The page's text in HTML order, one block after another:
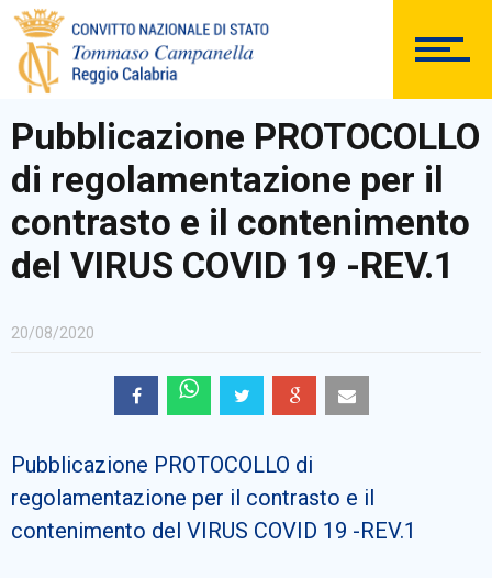
DOCUMENTAZIONE
PERSONALE
Pubblicazione PROTOCOLLO
di regolamentazione per il
contrasto e il contenimento
del VIRUS COVID 19 -REV.1
20/08/2020
Pubblicazione PROTOCOLLO di
regolamentazione per il contrasto e il
contenimento del VIRUS COVID 19 -REV.1